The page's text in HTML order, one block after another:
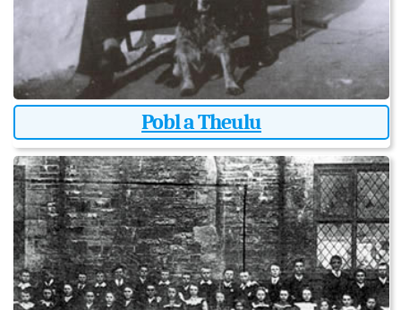
Pobl a Theulu